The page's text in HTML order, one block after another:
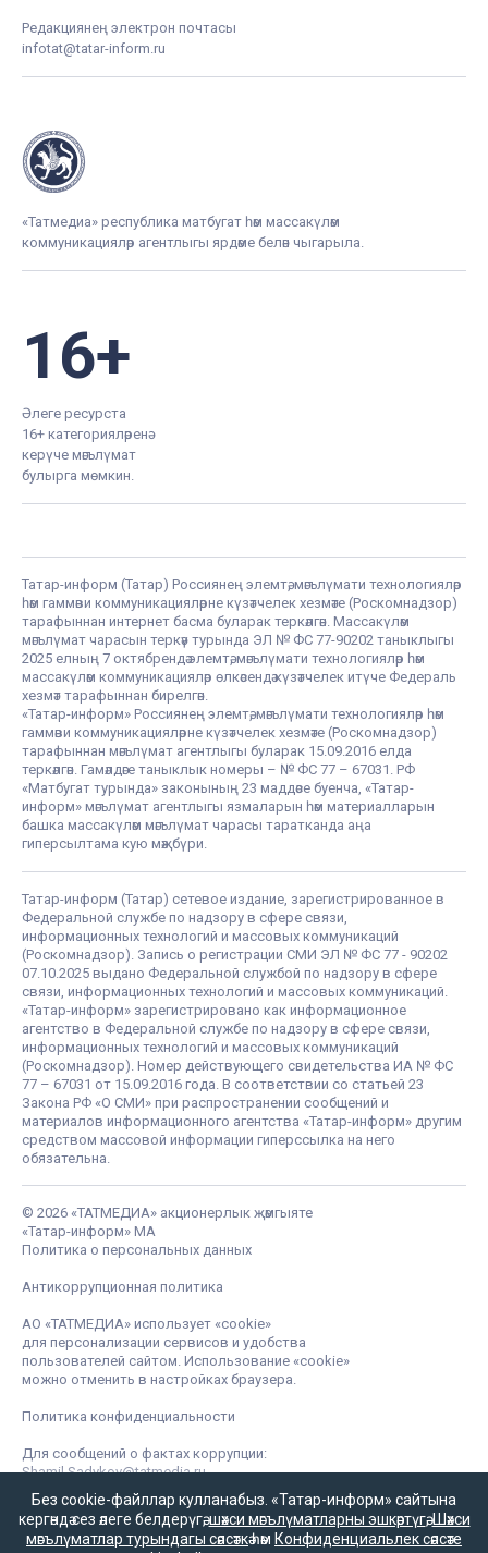
Редакциянең электрон почтасы
infotat@tatar-inform.ru
«Татмедиа» республика матбугат һәм массакүләм
коммуникацияләр агентлыгы ярдәме белән чыгарыла.
16+
Әлеге ресурста
16+ категорияләренә
керүче мәгълүмат
булырга мөмкин.
Татар-информ (Татар) Россиянең элемтә, мәгълүмати технологияләр
һәм гаммәви коммуникацияләрне күзәтчелек хезмәте (Роскомнадзор)
тарафыннан интернет басма буларак теркәлгән. Массакүләм
мәгълүмат чарасын теркәү турында ЭЛ № ФС 77-90202 таныклыгы
2025 елның 7 октябрендә элемтә, мәгълүмати технологияләр һәм
массакүләм коммуникацияләр өлкәсендә күзәтчелек итүче Федераль
хезмәт тарафыннан бирелгән.
«Татар-информ» Россиянең элемтә, мәгълүмати технологияләр һәм
гаммәви коммуникацияләрне күзәтчелек хезмәте (Роскомнадзор)
тарафыннан мәгълүмат агентлыгы буларак 15.09.2016 елда
теркәлгән. Гамәлдәге таныклык номеры – № ФС 77 – 67031. РФ
«Матбугат турында» законының 23 маддәсе буенча, «Татар-
информ» мәгълүмат агентлыгы язмаларын һәм материалларын
башка массакүләм мәгълүмат чарасы таратканда аңа
гиперсылтама кую мәҗбүри.
Татар-информ (Татар) сетевое издание, зарегистрированное в
Федеральной службе по надзору в сфере связи,
информационных технологий и массовых коммуникаций
(Роскомнадзор). Запись о регистрации СМИ ЭЛ № ФС 77 - 90202
07.10.2025 выдано Федеральной службой по надзору в сфере
связи, информационных технологий и массовых коммуникаций.
«Татар-информ» зарегистрировано как информационное
агентство в Федеральной службе по надзору в сфере связи,
информационных технологий и массовых коммуникаций
(Роскомнадзор). Номер действующего свидетельства ИА № ФС
77 – 67031 от 15.09.2016 года. В соответствии со статьей 23
Закона РФ «О СМИ» при распространении сообщений и
материалов информационного агентства «Татар-информ» другим
средством массовой информации гиперссылка на него
обязательна.
© 2026 «ТАТМЕДИА» акционерлык җәмгыяте
«Татар-информ» МА
Политика о персональных данных
Антикоррупционная политика
АО «ТАТМЕДИА» использует «cookie»
для персонализации сервисов и удобства
пользователей сайтом. Использование «cookie»
можно отменить в настройках браузера.
Политика конфиденциальности
Для сообщений о фактах коррупции:
Shamil.Sadykov@tatmedia.ru
Без cookie-файллар кулланабыз. «Татар-информ» сайтына
кергәндә сез әлеге белдерүгә,шәхси мәгълүматларны эшкәртүгә,Шәхси
мәгълүматлар турындагы сәясәткәһәм Конфиденциальлек сәясәте